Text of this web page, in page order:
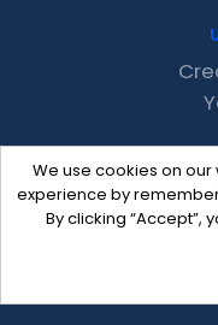
We use cookies on
experience by
By clicking “Accept”,